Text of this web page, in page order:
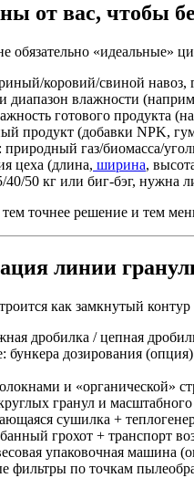
от вас, чтобы
«идеальные»
коровий/свиной навоз,
диапазон влажности
готового продукта
продукт (добавки NPK,
газ/биомасса/
цеха (длина, ширина,
50 кг или биг-бэг, нужна
точнее решение и тем
линии
как замкнутый
дробилка / цепная
дозирования
и «органической»
гранул и
сушилка +
грохот + транспорт
упаковочная машина
фильтры по точкам